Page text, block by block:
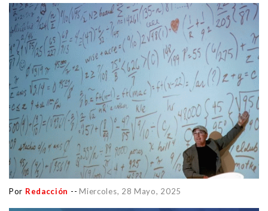
Por Redacción -- Miercoles, 28 Mayo, 2025